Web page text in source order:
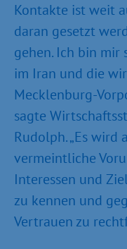
Kontakte ist weit
daran gesetzt
gehen. Ich bin mir
im Iran und die
Mecklenburg-
sagte
Rudolph. „Es wird
vermeintliche
Interessen und
zu kennen und
Vertrauen zu